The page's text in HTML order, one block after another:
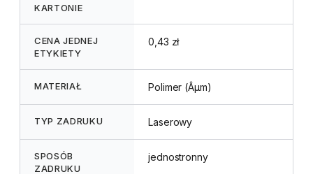
KARTONIE
CENA JEDNEJ
ETYKIETY
0,43 zł
MATERIAŁ Polimer (Âµm)
TYP ZADRUKU Laserowy
SPOSÓB
ZADRUKU
jednostronny